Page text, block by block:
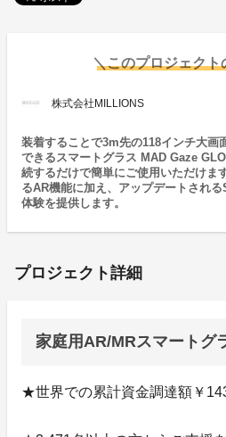
＼このプロジェクト
株式会社MILLIONS
装着することで3m先の118インチ大画
できるスマートグラス MAD Gaze
続するだけで簡単にご使用いただけま
るAR機能に加え、アップデートされ
体験を提供します。
プロジェクト詳細
家庭用AR/MRスマートグ
★世界での累計資金調達額￥